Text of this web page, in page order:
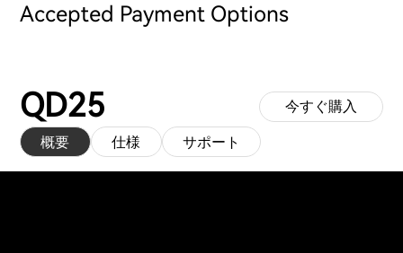
Accepted Payment Options
QD25
概要 仕様 サポート
今すぐ購入